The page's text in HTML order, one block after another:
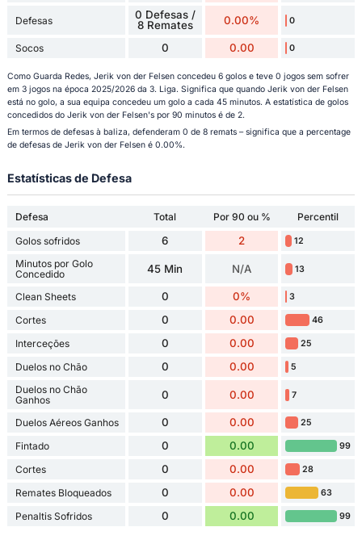
Defesas
0 Defesas /
8 Remates
0.00% 0
Socos 0 0.00 0
Como Guarda Redes, Jerik von der Felsen concedeu 6 golos e teve 0 jogos sem sofrer
em 3 jogos na época 2025/2026 da 3. Liga. Significa que quando Jerik von der Felsen
está no golo, a sua equipa concedeu um golo a cada 45 minutos. A estatística de golos
concedidos do Jerik von der Felsen's por 90 minutos é de 2.
Em termos de defesas à baliza, defenderam 0 de 8 remats – significa que a percentage
de defesas de Jerik von der Felsen é 0.00%.
Estatísticas de Defesa
Defesa Total Por 90 ou %
Percentil
Golos sofridos
6 2 12
Minutos por Golo
Concedido
45 Min N/A 13
Clean Sheets 0 0% 3
Cortes 0 0.00 46
Interceções 0 0.00 25
Duelos no Chão 0 0.00 5
Duelos no Chão
Ganhos
0 0.00 7
Duelos Aéreos Ganhos 0 0.00 25
Fintado 0 0.00 99
Cortes 0 0.00 28
Remates Bloqueados 0 0.00 63
Penaltis Sofridos 0 0.00 99